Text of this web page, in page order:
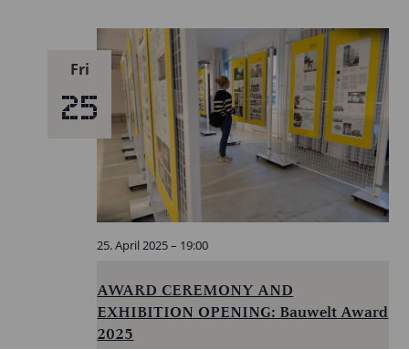
Fri
25
AWARD CEREMONY AND
EXHIBITION OPENING: Bauwelt Award
2025
25. April 2025 – 19:00